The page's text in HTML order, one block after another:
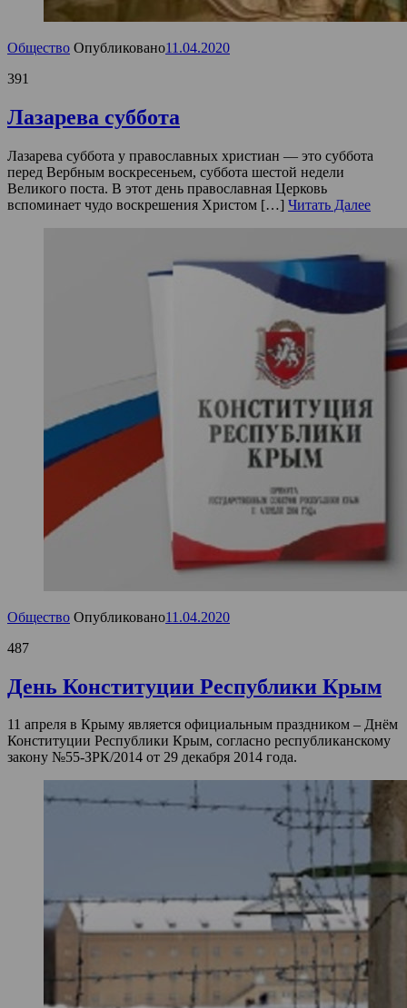
Общество Опубликовано11.04.2020
391
Лазарева суббота
Лазарева суббота у православных христиан — это суббота
перед Вербным воскресеньем, суббота шестой недели
Великого поста. В этот день православная Церковь
вспоминает чудо воскрешения Христом […] Читать Далее
Общество Опубликовано11.04.2020
487
День Конституции Республики Крым
11 апреля в Крыму является официальным праздником – Днём
Конституции Республики Крым, согласно республиканскому
закону №55-ЗРК/2014 от 29 декабря 2014 года.